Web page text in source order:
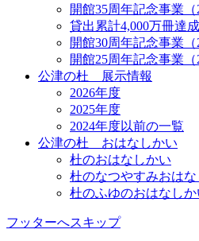
開館35周年記念事業（
貸出累計4,000万冊達
開館30周年記念事業（
開館25周年記念事業（
公津の杜 展示情報
2026年度
2025年度
2024年度以前の一覧
公津の杜 おはなしかい
杜のおはなしかい
杜のなつやすみおはな
杜のふゆのおはなしか
フッターへスキップ